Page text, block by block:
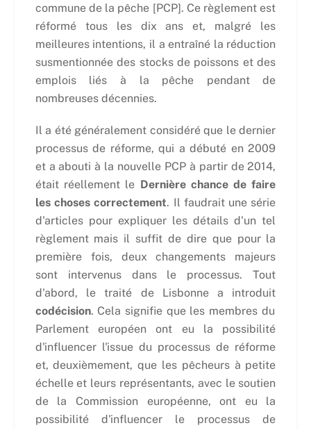
commune de la pêche [PCP]. Ce règlement est
réformé tous les dix ans et, malgré les
meilleures intentions, il a entraîné la réduction
susmentionnée des stocks de poissons et des
emplois liés à la pêche pendant de
nombreuses décennies.
Il a été généralement considéré que le dernier
processus de réforme, qui a débuté en 2009
et a abouti à la nouvelle PCP à partir de 2014,
était réellement le Dernière chance de faire
les choses correctement. Il faudrait une série
d'articles pour expliquer les détails d'un tel
règlement mais il suffit de dire que pour la
première fois, deux changements majeurs
sont intervenus dans le processus. Tout
d'abord, le traité de Lisbonne a introduit
codécision. Cela signifie que les membres du
Parlement européen ont eu la possibilité
d'influencer l'issue du processus de réforme
et, deuxièmement, que les pêcheurs à petite
échelle et leurs représentants, avec le soutien
de la Commission européenne, ont eu la
possibilité d'influencer le processus de